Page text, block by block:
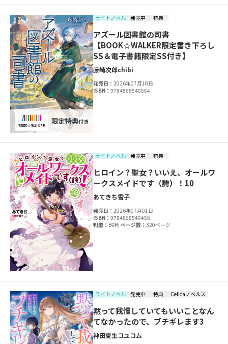
ライトノベル 発売中 特典
アズール図書館の司書
【BOOK☆WALKER限定書き下ろし
SS＆電子書籍限定SS付き】
藤崎次郎chibi
発売日：2026年07月10日
ISBN：9784868540564
ライトノベル 発売中 特典
ヒロイン？聖女？いいえ、オールワ
ークスメイドです（誇）！10
あてきち雪子
発売日：2026年07月01日
ISBN：9784868540458
判型： B6判ページ数：320ページ
ライトノベル 発売中 特典 Celicaノベルス
黙って我慢していてもいいことなん
てなかったので、ブチギレます3
神田夏生コユコム